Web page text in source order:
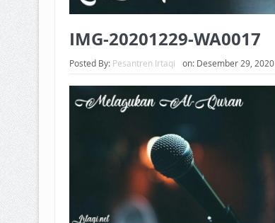
IMG-20201229-WA0017
Posted By: Pesantren Irtaqi on: Desember 29, 2020